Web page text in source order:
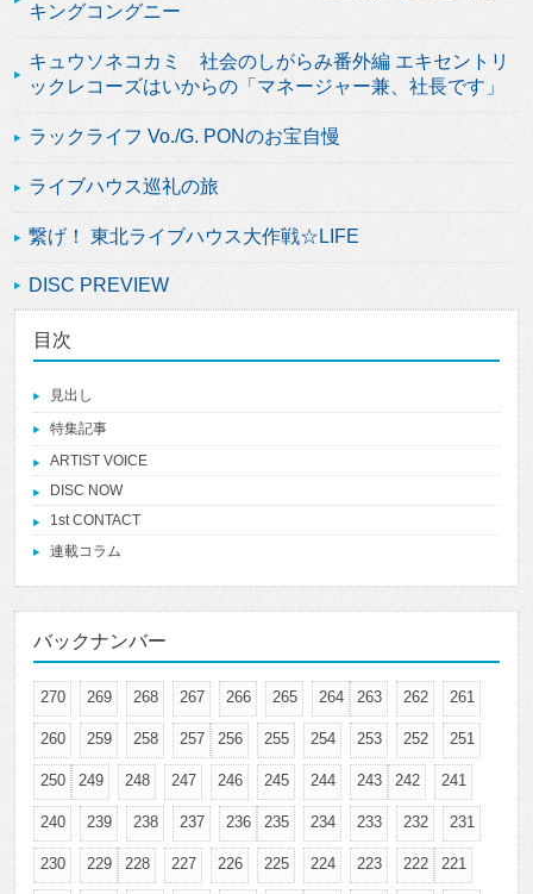
キングコングニー
キュウソネコカミ 社会のしがらみ番外編 エキセントリ
ックレコーズはいからの「マネージャー兼、社長です」
ラックライフ Vo./G. PONのお宝自慢
ライブハウス巡礼の旅
繋げ！ 東北ライブハウス大作戦☆LIFE
DISC PREVIEW
目次
見出し
特集記事
ARTIST VOICE
DISC NOW
1st CONTACT
連載コラム
バックナンバー
270 269 268 267 266 265 264 263 262 261
260 259 258 257 256 255 254 253 252 251
250 249 248 247 246 245 244 243 242 241
240 239 238 237 236 235 234 233 232 231
230 229 228 227 226 225 224 223 222 221